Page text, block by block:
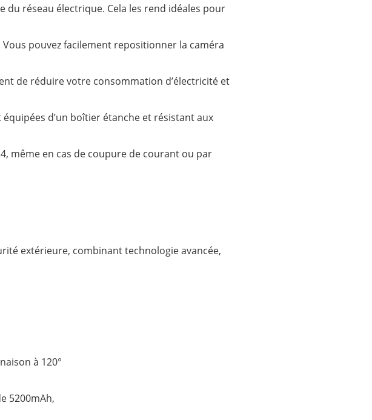
du réseau électrique. Cela les rend idéales pour
pouvez facilement repositionner la caméra
de réduire votre consommation d’électricité et
d’un boîtier étanche et résistant aux
même en cas de coupure de courant ou par
extérieure, combinant technologie avancée,
à 120°
5200mAh,